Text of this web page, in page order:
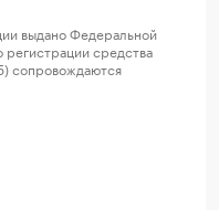
выдано Федеральной
средства
сопровождаются